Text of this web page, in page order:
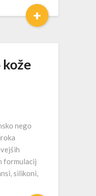
+
nego
formulacij
silikoni,